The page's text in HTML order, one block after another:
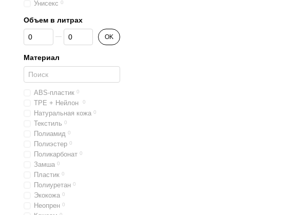
Унисекс 0
Объем в литрах
От Объем в литрах
До Объем в литрах OK
Материал
ABS-пластик 0
TPE + Нейлон 0
Натуральная кожа 0
Текстиль 0
Полиамид 0
Полиэстер 0
Поликарбонат 0
Замша 0
Пластик 0
Полиуретан 0
Экокожа 0
Неопрен 0